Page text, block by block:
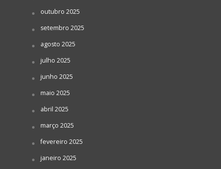
outubro 2025
setembro 2025
agosto 2025
julho 2025
junho 2025
maio 2025
abril 2025
março 2025
fevereiro 2025
janeiro 2025